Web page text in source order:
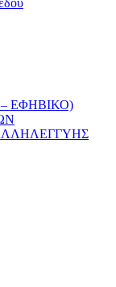
ΕΦΗΒΙΚΟ)